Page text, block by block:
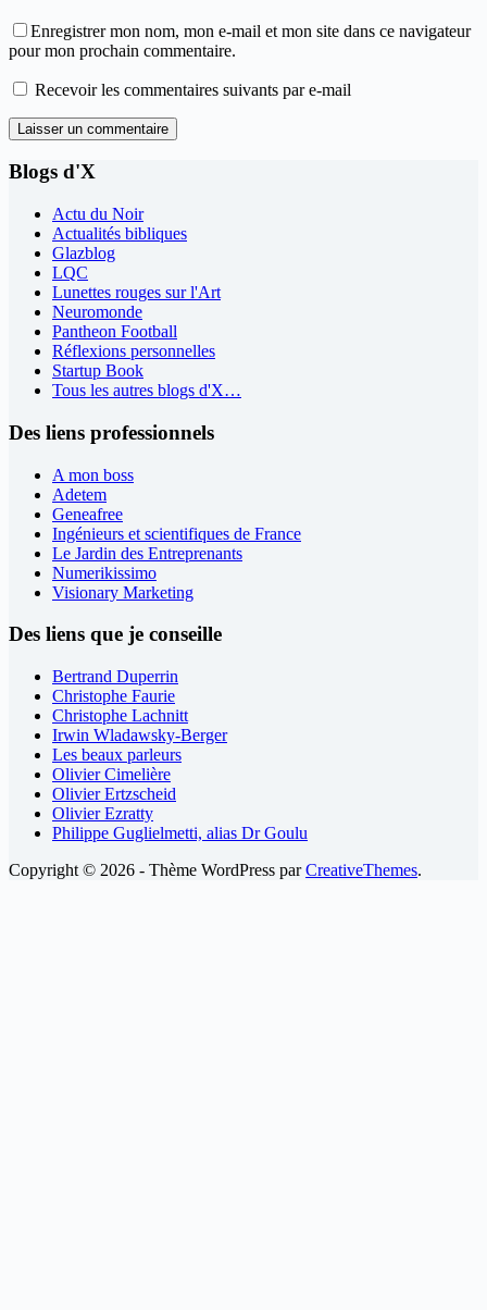
Enregistrer mon nom, mon e-mail et mon site dans ce navigateur
pour mon prochain commentaire.
Recevoir les commentaires suivants par e-mail
Laisser un commentaire
Blogs d'X
Actu du Noir
Actualités bibliques
Glazblog
LQC
Lunettes rouges sur l'Art
Neuromonde
Pantheon Football
Réflexions personnelles
Startup Book
Tous les autres blogs d'X…
Des liens professionnels
A mon boss
Adetem
Geneafree
Ingénieurs et scientifiques de France
Le Jardin des Entreprenants
Numerikissimo
Visionary Marketing
Des liens que je conseille
Bertrand Duperrin
Christophe Faurie
Christophe Lachnitt
Irwin Wladawsky-Berger
Les beaux parleurs
Olivier Cimelière
Olivier Ertzscheid
Olivier Ezratty
Philippe Guglielmetti, alias Dr Goulu
Copyright © 2026 - Thème WordPress parCreativeThemes.